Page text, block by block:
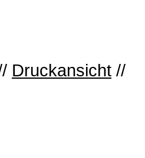
Druckansicht //